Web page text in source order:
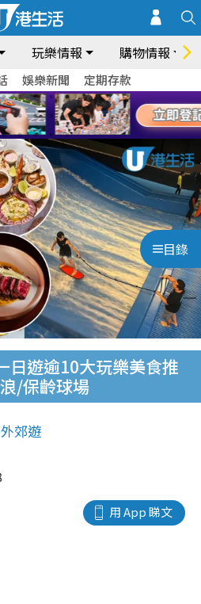
玩樂情報 購物情報
娛樂新聞 定期存款
目錄
日遊逾10大玩樂美食推
/保齡球場
郊遊
用 App 睇文